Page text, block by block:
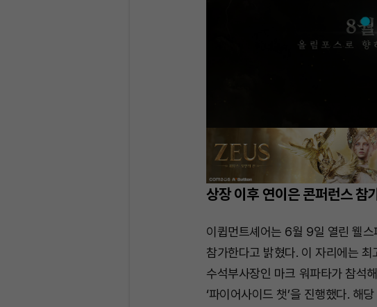
상장 이후 연이은 콘퍼런스 참
이큅먼트셰어는 6월 9일 열린 웰
참가한다고 밝혔다. 이 자리에는
수석부사장인 마크 워파타가 참석
‘파이어사이드 챗’을 진행했다. 해